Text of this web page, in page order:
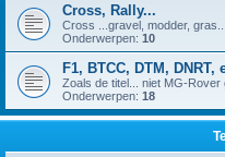
Cross, Rally...
Cross ...gravel, modder,
Onderwerpen: 10
F1, BTCC, DTM, DNRT,
Zoals de titel... niet MG-
Onderwerpen: 18